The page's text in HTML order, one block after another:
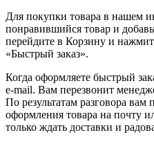
Для покупки товара в нашем
понравившийся товар и
перейдите в Корзину и
«Быстрый заказ».
Когда оформляете быстрый
e-mail. Вам перезвонит
По результатам разговора вам
оформления товара на почту
только ждать доставки и